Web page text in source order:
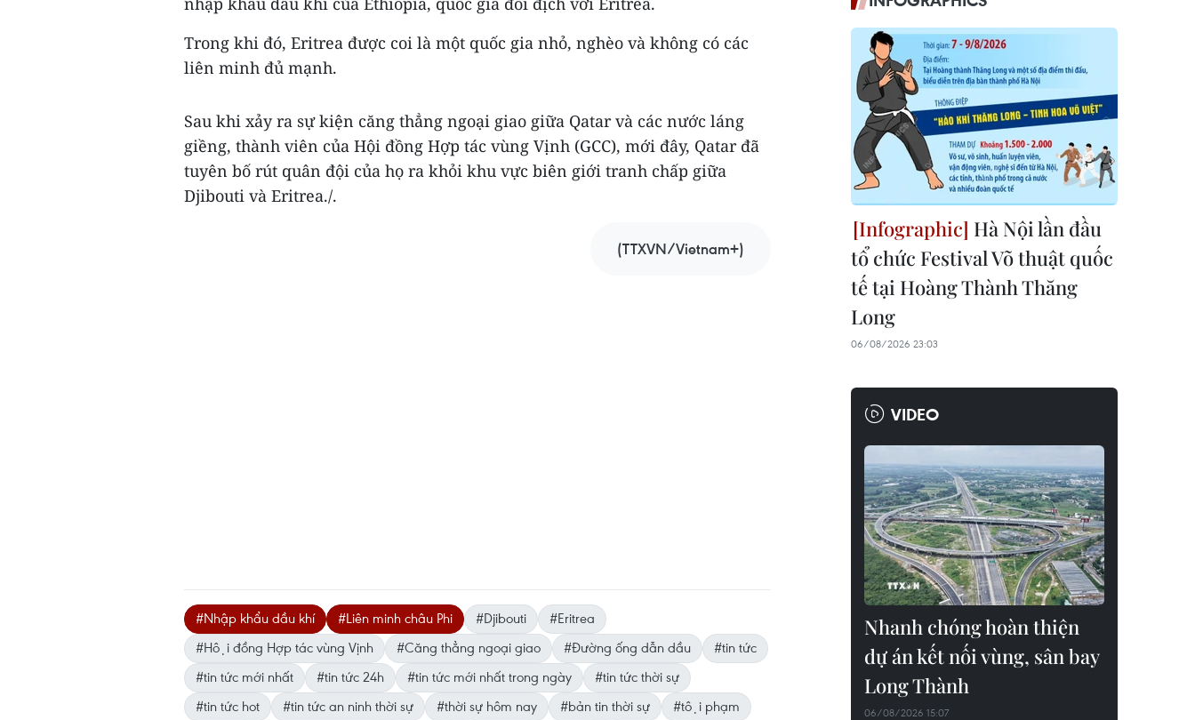
Trong khi đó, Eritrea được coi là một quốc gia nhỏ, nghèo và không có các
liên minh đủ mạnh.
Sau khi xảy ra sự kiện căng thẳng ngoại giao giữa Qatar và các nước láng
giềng, thành viên của Hội đồng Hợp tác vùng Vịnh (GCC), mới đây, Qatar đã
tuyên bố rút quân đội của họ ra khỏi khu vực biên giới tranh chấp giữa
Djibouti và Eritrea./.
(TTXVN/Vietnam+)
#Nhập khẩu dầu khí #Liên minh châu Phi #Djibouti
#Eritrea
#Hội đồng Hợp tác vùng Vịnh
#Căng thẳng ngoại giao #Đường ống dẫn dầu
#tin tức
#tin tức mới nhất
#tin tức 24h #tin tức mới nhất trong ngày
#tin tức thời sự
#tin tức hot
#tin tức an ninh thời sự #thời sự hôm nay #bản tin thời sự
#tội phạm
Hà Nội lần đầu
tổ chức Festival Võ thuật quốc
tế tại Hoàng Thành Thăng
Long
06/08/2026 23:03
VIDEO
Nhanh chóng hoàn thiện
dự án kết nối vùng, sân bay
Long Thành
06/08/2026 15:07